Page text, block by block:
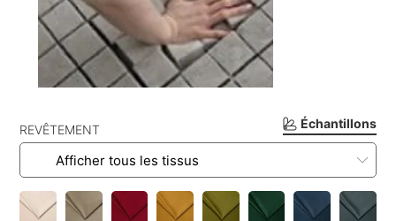
Échantillons
REVÊTEMENT